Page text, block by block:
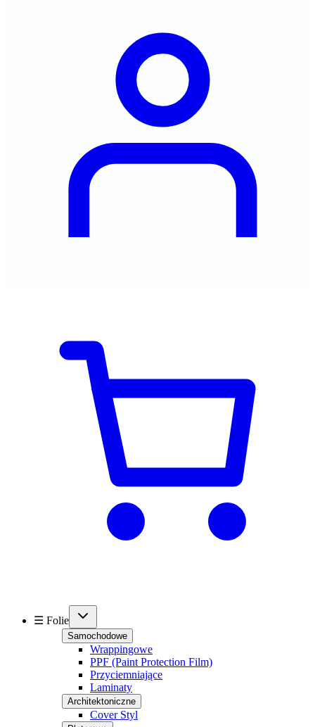
☰ Folie
Samochodowe
Wrappingowe
PPF (Paint Protection Film)
Przyciemniające
Laminaty
Architektoniczne
Cover Styl